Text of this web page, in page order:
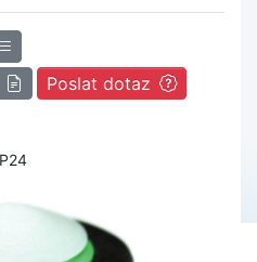
Poslat dotaz